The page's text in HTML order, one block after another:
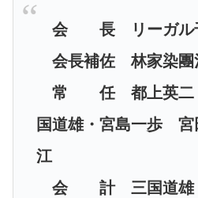
会 長 リーガル
会長補佐 林家染團
常 任 都上英二
国道雄・宮島一歩 宮
江
会 計 三国道雄